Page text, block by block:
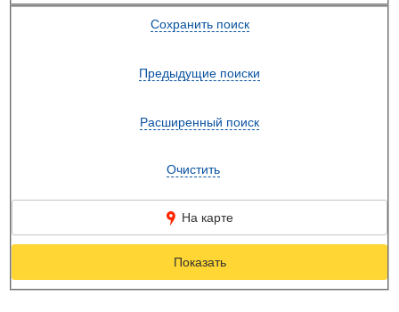
Сохранить поиск
Предыдущие поиски
Расширенный поиск
Очистить
На карте
Показать